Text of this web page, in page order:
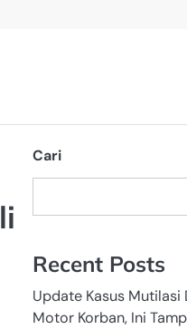
Cari
Recent Posts
Update Kasus Mutilasi
Motor Korban, Ini